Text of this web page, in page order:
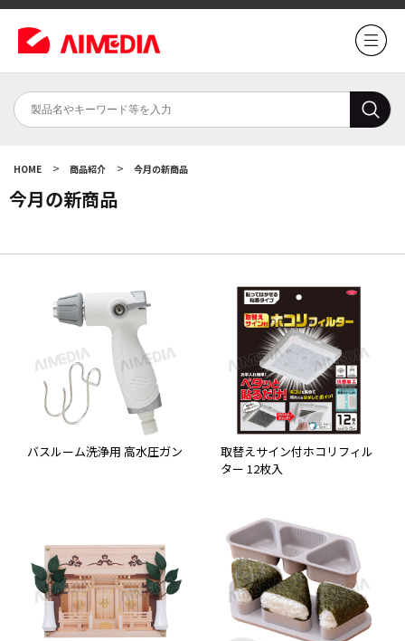
HOME > 商品紹介 > 今月の新商品
今月の新商品
バスルーム洗浄用 高水圧ガン
取替えサイン付ホコリフィル
ター 12枚入